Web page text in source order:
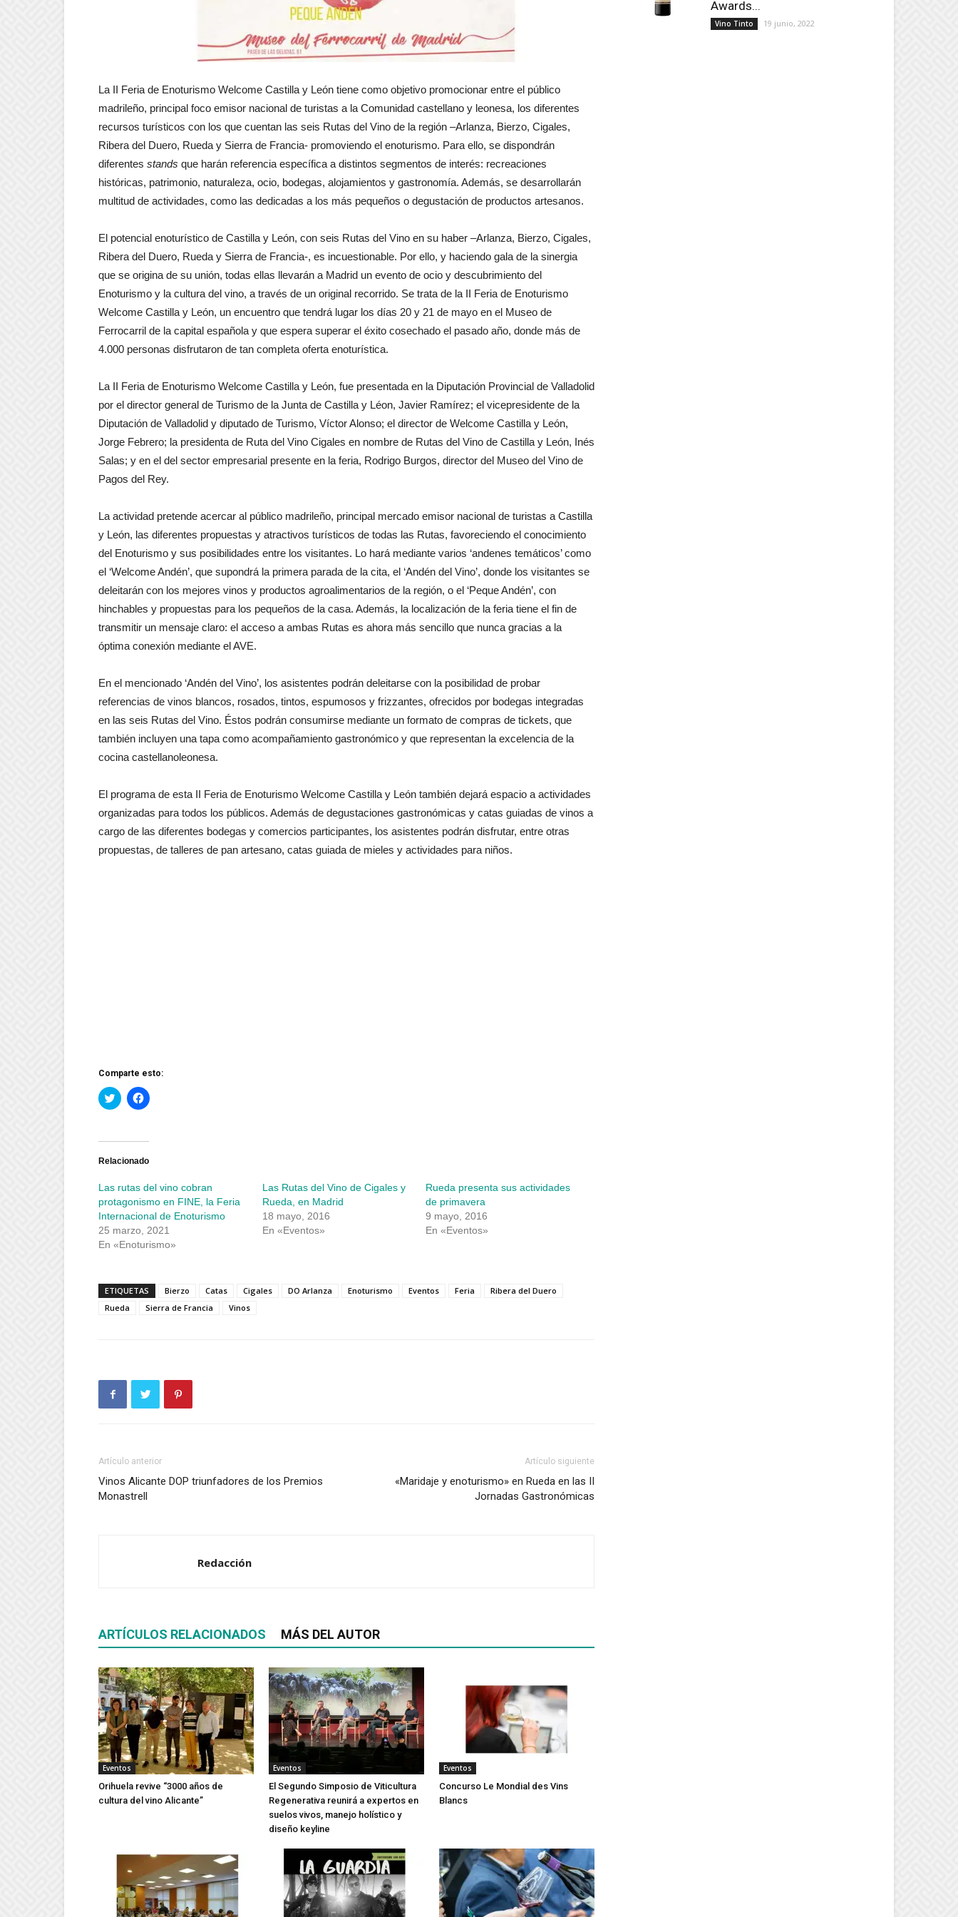
La II Feria de Enoturismo Welcome Castilla y León tiene como objetivo promocionar entre el público
madrileño, principal foco emisor nacional de turistas a la Comunidad castellano y leonesa, los diferentes
recursos turísticos con los que cuentan las seis Rutas del Vino de la región –Arlanza, Bierzo, Cigales,
Ribera del Duero, Rueda y Sierra de Francia- promoviendo el enoturismo. Para ello, se dispondrán
diferentes stands que harán referencia específica a distintos segmentos de interés: recreaciones
históricas, patrimonio, naturaleza, ocio, bodegas, alojamientos y gastronomía. Además, se desarrollarán
multitud de actividades, como las dedicadas a los más pequeños o degustación de productos artesanos.
El potencial enoturístico de Castilla y León, con seis Rutas del Vino en su haber –Arlanza, Bierzo, Cigales,
Ribera del Duero, Rueda y Sierra de Francia-, es incuestionable. Por ello, y haciendo gala de la sinergia
que se origina de su unión, todas ellas llevarán a Madrid un evento de ocio y descubrimiento del
Enoturismo y la cultura del vino, a través de un original recorrido. Se trata de la II Feria de Enoturismo
Welcome Castilla y León, un encuentro que tendrá lugar los días 20 y 21 de mayo en el Museo de
Ferrocarril de la capital española y que espera superar el éxito cosechado el pasado año, donde más de
4.000 personas disfrutaron de tan completa oferta enoturística.
La II Feria de Enoturismo Welcome Castilla y León, fue presentada en la Diputación Provincial de Valladolid
por el director general de Turismo de la Junta de Castilla y Léon, Javier Ramírez; el vicepresidente de la
Diputación de Valladolid y diputado de Turismo, Víctor Alonso; el director de Welcome Castilla y León,
Jorge Febrero; la presidenta de Ruta del Vino Cigales en nombre de Rutas del Vino de Castilla y León, Inés
Salas; y en el del sector empresarial presente en la feria, Rodrigo Burgos, director del Museo del Vino de
Pagos del Rey.
La actividad pretende acercar al público madrileño, principal mercado emisor nacional de turistas a Castilla
y León, las diferentes propuestas y atractivos turísticos de todas las Rutas, favoreciendo el conocimiento
del Enoturismo y sus posibilidades entre los visitantes. Lo hará mediante varios ‘andenes temáticos’ como
el ‘Welcome Andén’, que supondrá la primera parada de la cita, el ‘Andén del Vino’, donde los visitantes se
deleitarán con los mejores vinos y productos agroalimentarios de la región, o el ‘Peque Andén’, con
hinchables y propuestas para los pequeños de la casa. Además, la localización de la feria tiene el fin de
transmitir un mensaje claro: el acceso a ambas Rutas es ahora más sencillo que nunca gracias a la
óptima conexión mediante el AVE.
En el mencionado ‘Andén del Vino’, los asistentes podrán deleitarse con la posibilidad de probar
referencias de vinos blancos, rosados, tintos, espumosos y frizzantes, ofrecidos por bodegas integradas
en las seis Rutas del Vino. Éstos podrán consumirse mediante un formato de compras de tickets, que
también incluyen una tapa como acompañamiento gastronómico y que representan la excelencia de la
cocina castellanoleonesa.
El programa de esta II Feria de Enoturismo Welcome Castilla y León también dejará espacio a actividades
organizadas para todos los públicos. Además de degustaciones gastronómicas y catas guiadas de vinos a
cargo de las diferentes bodegas y comercios participantes, los asistentes podrán disfrutar, entre otras
propuestas, de talleres de pan artesano, catas guiada de mieles y actividades para niños.
Comparte esto:
Haz
clic
Twitter
abre
ventana
nueva)
Haz
clic
Facebook
abre
ventana
nueva)
Relacionado
Las rutas del vino cobran
protagonismo en FINE, la Feria
Internacional de Enoturismo
25 marzo, 2021
En «Enoturismo»
Las Rutas del Vino de Cigales y
Rueda, en Madrid
18 mayo, 2016
En «Eventos»
Rueda presenta sus actividades
de primavera
9 mayo, 2016
En «Eventos»
ETIQUETAS Bierzo Catas Cigales DO Arlanza Enoturismo Eventos Feria
Ribera del Duero
Rueda
Sierra de Francia Vinos
Artículo anterior
Vinos Alicante DOP triunfadores de los Premios
Monastrell
Artículo siguiente
«Maridaje y enoturismo» en Rueda en las II
Jornadas Gastronómicas
Redacción
ARTÍCULOS RELACIONADOS MÁS DEL AUTOR
Eventos
Orihuela revive “3000 años de
cultura del vino Alicante”
Eventos
El Segundo Simposio de Viticultura
Regenerativa reunirá a expertos en
suelos vivos, manejo holístico y
diseño keyline
Eventos
Concurso Le Mondial des Vins
Blancs
Awards...
Vino Tinto 19 junio, 2022